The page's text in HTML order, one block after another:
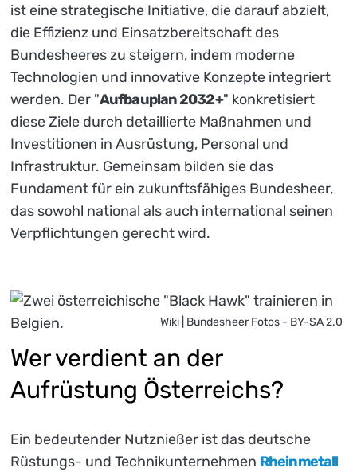
ist eine strategische Initiative, die darauf abzielt,
die Effizienz und Einsatzbereitschaft des
Bundesheeres zu steigern, indem moderne
Technologien und innovative Konzepte integriert
werden. Der "Aufbauplan 2032+" konkretisiert
diese Ziele durch detaillierte Maßnahmen und
Investitionen in Ausrüstung, Personal und
Infrastruktur. Gemeinsam bilden sie das
Fundament für ein zukunftsfähiges Bundesheer,
das sowohl national als auch international seinen
Verpflichtungen gerecht wird.
Wiki | Bundesheer Fotos - BY-SA 2.0
Wer verdient an der
Aufrüstung Österreichs?
Ein bedeutender Nutznießer ist das deutsche
Rüstungs- und Technikunternehmen Rheinmetall